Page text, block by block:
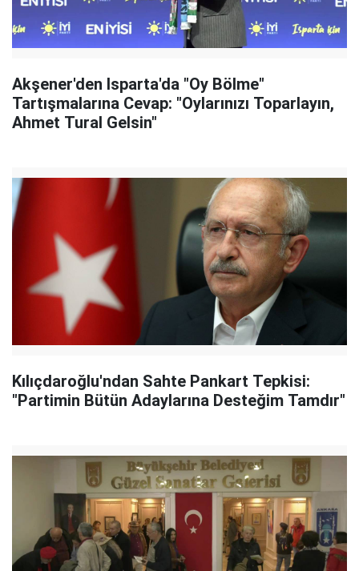
Akşener'den Isparta'da "Oy Bölme"
Tartışmalarına Cevap: "Oylarınızı Toparlayın,
Ahmet Tural Gelsin"
Kılıçdaroğlu'ndan Sahte Pankart Tepkisi:
"Partimin Bütün Adaylarına Desteğim Tamdır"